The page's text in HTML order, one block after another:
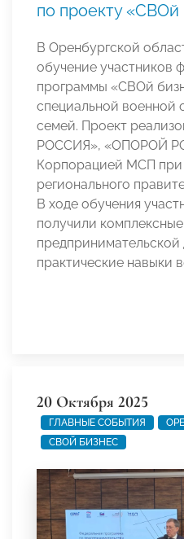
по проекту «СВОй
В Оренбургской
обучение участников
программы «СВОй
специальной военной
семей. Проект
РОССИЯ», «ОПОРОЙ
Корпорацией МСП
регионального
В ходе обучения
получили
предпринимательской
практические навыки
20 Октября 2025
ГЛАВНЫЕ СОБЫТИЯ
СВОЙ БИЗНЕС